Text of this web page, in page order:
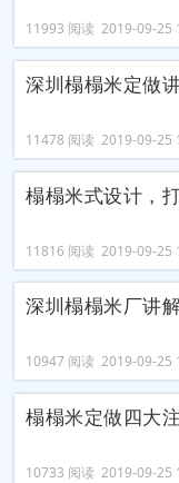
11993 阅读 2019-09-25
深圳榻榻米定做
11478 阅读 2019-09-25
榻榻米式设计，
11816 阅读 2019-09-25
深圳榻榻米厂讲
10947 阅读 2019-09-25
榻榻米定做四大
10733 阅读 2019-09-25